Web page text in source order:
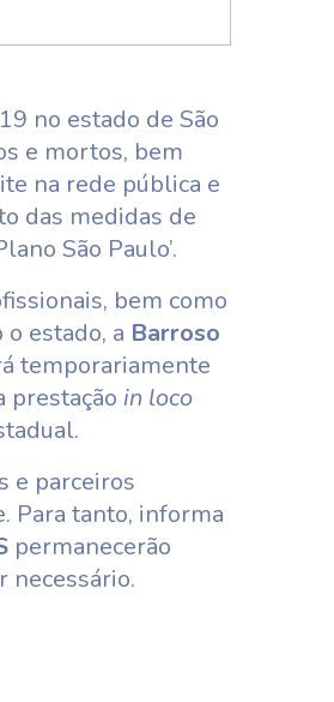
no estado de São
e mortos, bem
na rede pública e
das medidas de
São Paulo’.
bem como
estado, a Barroso
temporariamente
prestação in loco
e parceiros
Para tanto, informa
permanecerão
necessário.